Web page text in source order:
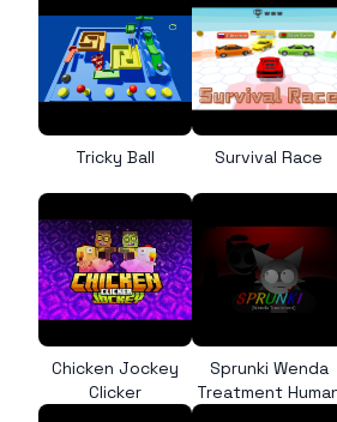
Tricky Ball Survival Race
Chicken Jockey
Clicker
Sprunki Wenda
Treatment